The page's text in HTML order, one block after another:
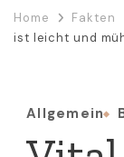
Home Fakten
ist leicht und
Allgemein